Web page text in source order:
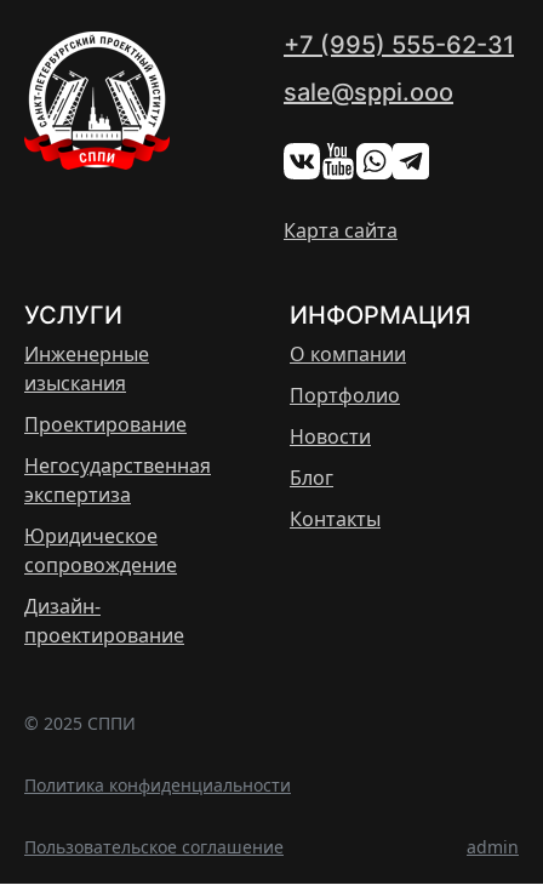
+7 (995) 555-62-31
sale@sppi.ooo
Карта сайта
УСЛУГИ
Инженерные
изыскания
Проектирование
Негосударственная
экспертиза
Юридическое
сопровождение
Дизайн-
проектирование
ИНФОРМАЦИЯ
О компании
Портфолио
Новости
Блог
Контакты
© 2025 СППИ
Политика конфиденциальности
Пользовательское соглашение admin